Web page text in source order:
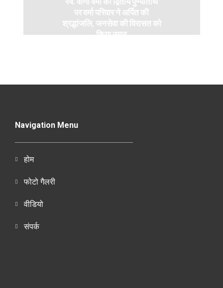
पर वर्मा परिवार ने अर्पित की
श्रद्धांजलि, जनसेवा की विरासत को
किया नमन
Navigation Menu
होम
फोटो गैलरी
वीडियो
संपर्क